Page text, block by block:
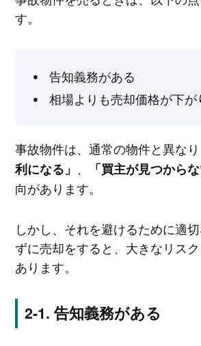
す。
告知義務がある
相場よりも売却価格が下が
事故物件は、通常の物件と異なり
利になる」 、 「買主が見つからな
向があります。
しかし、それを避けるために適
ずに売却をすると、大きなリス
あります。
告知義務がある